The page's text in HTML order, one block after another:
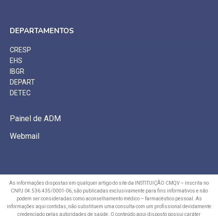
DEPARTAMENTOS
CRESP
EHS
IBGR
DEPART
DETEC
Painel de ADM
Webmail
As informações dispostas em qualquer artigo do site da INSTITUIÇÃO CMQV – inscrita no
CNPJ 04.536.435/0001-06, são publicadas exclusivamente para fins informativos e não
podem ser consideradas como aconselhamento médico – farmacêutico pessoal. As
informações aqui contidas, não substituem uma consulta com um profissional devidamente
credenciado pelas autoridades de saúde. O conteúdo aqui disposto possui caráter